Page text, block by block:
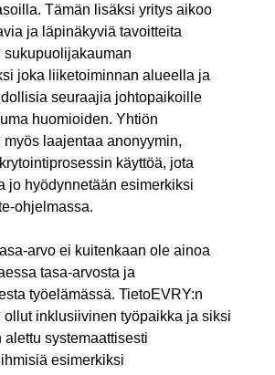
Tämän lisäksi yritys aikoo
ja läpinäkyviä tavoitteita
joka liiketoiminnan alueella ja
seuraajia johtopaikoille
huomioiden. Yhtiön
myös laajentaa anonyymin,
käyttöä, jota
jo hyödynnetään esimerkiksi
ohjelmassa.
arvo ei kuitenkaan ole ainoa
tasa-arvosta ja
työelämässä. TietoEVRY:n
ollut inklusiivinen työpaikka ja siksi
alettu systemaattisesti
esimerkiksi